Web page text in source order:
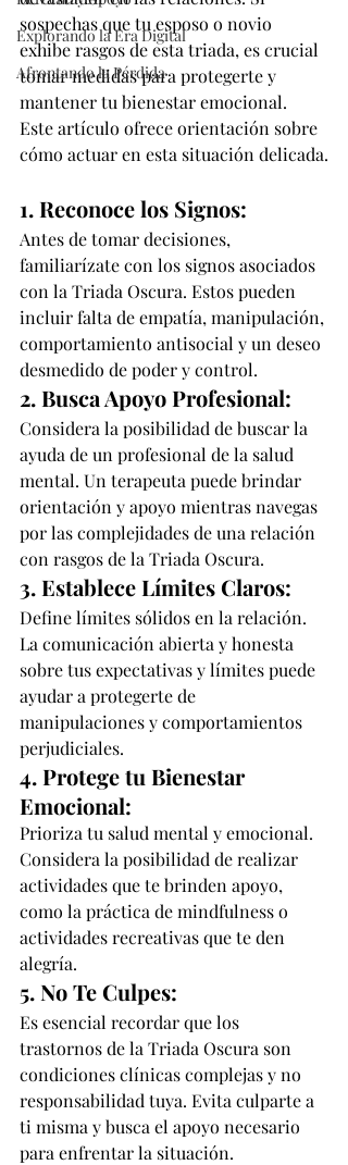
Explorando la Era Digital
Afrontando la Pérdida
sospechas que tu esposo o novio
exhibe rasgos de esta triada, es crucial
tomar medidas para protegerte y
mantener tu bienestar emocional.
Este artículo ofrece orientación sobre
cómo actuar en esta situación delicada.
1. Reconoce los Signos:
Antes de tomar decisiones,
familiarízate con los signos asociados
con la Triada Oscura. Estos pueden
incluir falta de empatía, manipulación,
comportamiento antisocial y un deseo
desmedido de poder y control.
2. Busca Apoyo Profesional:
Considera la posibilidad de buscar la
ayuda de un profesional de la salud
mental. Un terapeuta puede brindar
orientación y apoyo mientras navegas
por las complejidades de una relación
con rasgos de la Triada Oscura.
3. Establece Límites Claros:
Define límites sólidos en la relación.
La comunicación abierta y honesta
sobre tus expectativas y límites puede
ayudar a protegerte de
manipulaciones y comportamientos
perjudiciales.
4. Protege tu Bienestar
Emocional:
Prioriza tu salud mental y emocional.
Considera la posibilidad de realizar
actividades que te brinden apoyo,
como la práctica de mindfulness o
actividades recreativas que te den
alegría.
5. No Te Culpes:
Es esencial recordar que los
trastornos de la Triada Oscura son
condiciones clínicas complejas y no
responsabilidad tuya. Evita culparte a
ti misma y busca el apoyo necesario
para enfrentar la situación.